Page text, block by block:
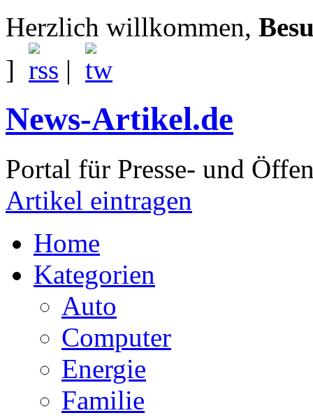
Herzlich willkommen,
]
|
News-Artikel.de
Portal für Presse- und
Artikel eintragen
Home
Kategorien
Auto
Computer
Energie
Familie